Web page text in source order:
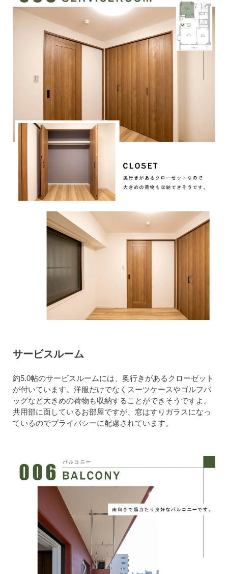
サービスルーム
約5.0帖のサービスルームには、奥行きがあるクローゼット
が付いています。洋服だけでなくスーツケースやゴルフバ
ッグなど大きめの荷物も収納することができそうですよ。
共用部に面しているお部屋ですが、窓はすりガラスになっ
ているのでプライバシーに配慮されています。